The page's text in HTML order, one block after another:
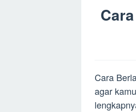
Cara
agar